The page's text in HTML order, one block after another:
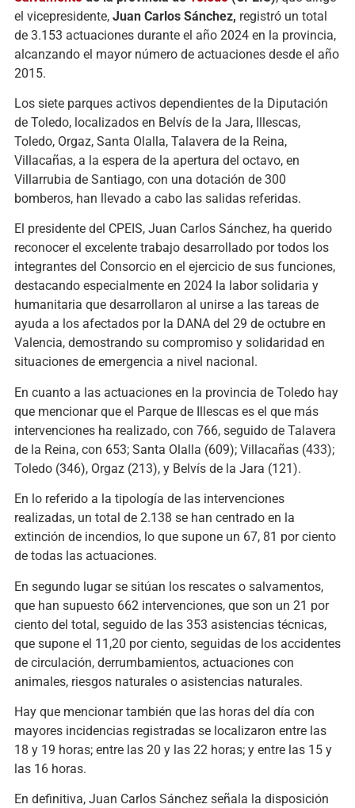
el vicepresidente, Juan Carlos Sánchez, registró un total
de 3.153 actuaciones durante el año 2024 en la provincia,
alcanzando el mayor número de actuaciones desde el año
2015.
Los siete parques activos dependientes de la Diputación
de Toledo, localizados en Belvís de la Jara, Illescas,
Toledo, Orgaz, Santa Olalla, Talavera de la Reina,
Villacañas, a la espera de la apertura del octavo, en
Villarrubia de Santiago, con una dotación de 300
bomberos, han llevado a cabo las salidas referidas.
El presidente del CPEIS, Juan Carlos Sánchez, ha querido
reconocer el excelente trabajo desarrollado por todos los
integrantes del Consorcio en el ejercicio de sus funciones,
destacando especialmente en 2024 la labor solidaria y
humanitaria que desarrollaron al unirse a las tareas de
ayuda a los afectados por la DANA del 29 de octubre en
Valencia, demostrando su compromiso y solidaridad en
situaciones de emergencia a nivel nacional.
En cuanto a las actuaciones en la provincia de Toledo hay
que mencionar que el Parque de Illescas es el que más
intervenciones ha realizado, con 766, seguido de Talavera
de la Reina, con 653; Santa Olalla (609); Villacañas (433);
Toledo (346), Orgaz (213), y Belvís de la Jara (121).
En lo referido a la tipología de las intervenciones
realizadas, un total de 2.138 se han centrado en la
extinción de incendios, lo que supone un 67, 81 por ciento
de todas las actuaciones.
En segundo lugar se sitúan los rescates o salvamentos,
que han supuesto 662 intervenciones, que son un 21 por
ciento del total, seguido de las 353 asistencias técnicas,
que supone el 11,20 por ciento, seguidas de los accidentes
de circulación, derrumbamientos, actuaciones con
animales, riesgos naturales o asistencias naturales.
Hay que mencionar también que las horas del día con
mayores incidencias registradas se localizaron entre las
18 y 19 horas; entre las 20 y las 22 horas; y entre las 15 y
las 16 horas.
En definitiva, Juan Carlos Sánchez señala la disposición